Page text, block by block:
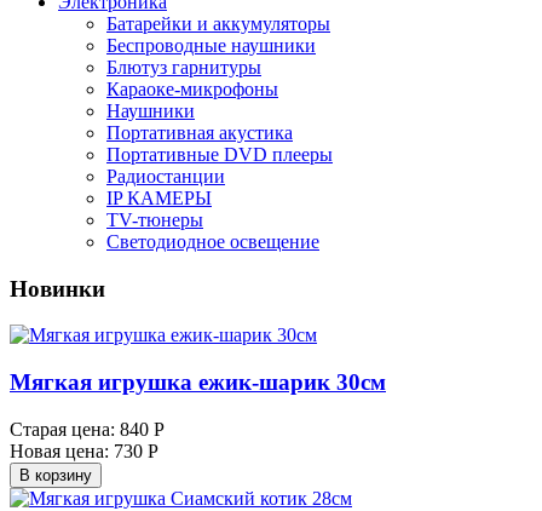
Батарейки и аккумуляторы
Беспроводные наушники
Блютуз гарнитуры
Караоке-микрофоны
Наушники
Портативная акустика
Портативные DVD плееры
Радиостанции
IP КАМЕРЫ
TV-тюнеры
Светодиодное освещение
Новинки
Мягкая игрушка ежик-шарик 30см
Старая цена: 840 Р
Новая цена: 730 Р
В корзину